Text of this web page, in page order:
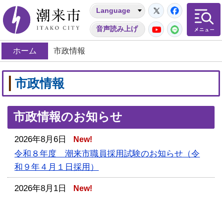
潮来市
Language
音声読み上げ
Twitter
YouTube
LINE
ホーム 市政情報
市政情報
市政情報のお知らせ
2026年8月6日 New!
令和８年度 潮来市職員採用試験のお知らせ（令
和９年４月１日採用）
2026年8月1日 New!